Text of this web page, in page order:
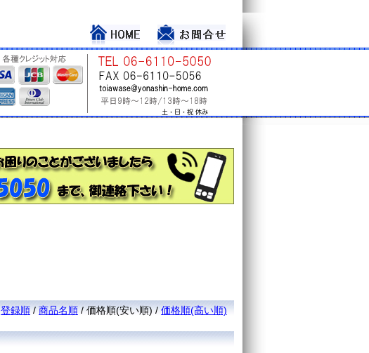
登録順/商品名順/価格順(安い順)/価格順(高い順)